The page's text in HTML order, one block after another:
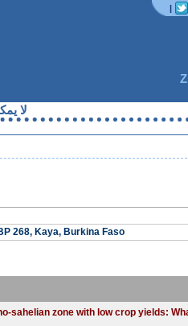
|
لا
268, Kaya, Burkina Faso
sahelian zone with low crop yields: